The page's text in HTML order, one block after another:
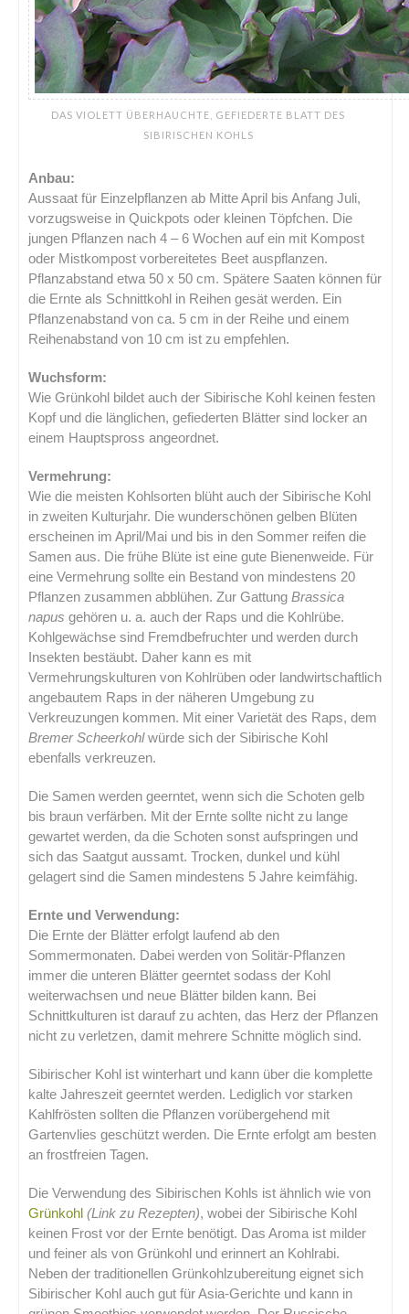
DAS VIOLETT ÜBERHAUCHTE, GEFIEDERTE BLATT DES
SIBIRISCHEN KOHLS
Anbau:
Aussaat für Einzelpflanzen ab Mitte April bis Anfang Juli,
vorzugsweise in Quickpots oder kleinen Töpfchen. Die
jungen Pflanzen nach 4 – 6 Wochen auf ein mit Kompost
oder Mistkompost vorbereitetes Beet auspflanzen.
Pflanzabstand etwa 50 x 50 cm. Spätere Saaten können für
die Ernte als Schnittkohl in Reihen gesät werden. Ein
Pflanzenabstand von ca. 5 cm in der Reihe und einem
Reihenabstand von 10 cm ist zu empfehlen.
Wuchsform:
Wie Grünkohl bildet auch der Sibirische Kohl keinen festen
Kopf und die länglichen, gefiederten Blätter sind locker an
einem Hauptspross angeordnet.
Vermehrung:
Wie die meisten Kohlsorten blüht auch der Sibirische Kohl
in zweiten Kulturjahr. Die wunderschönen gelben Blüten
erscheinen im April/Mai und bis in den Sommer reifen die
Samen aus. Die frühe Blüte ist eine gute Bienenweide. Für
eine Vermehrung sollte ein Bestand von mindestens 20
Pflanzen zusammen abblühen. Zur Gattung Brassica
napus gehören u. a. auch der Raps und die Kohlrübe.
Kohlgewächse sind Fremdbefruchter und werden durch
Insekten bestäubt. Daher kann es mit
Vermehrungskulturen von Kohlrüben oder landwirtschaftlich
angebautem Raps in der näheren Umgebung zu
Verkreuzungen kommen. Mit einer Varietät des Raps, dem
Bremer Scheerkohlwürde sich der Sibirische Kohl
ebenfalls verkreuzen.
Die Samen werden geerntet, wenn sich die Schoten gelb
bis braun verfärben. Mit der Ernte sollte nicht zu lange
gewartet werden, da die Schoten sonst aufspringen und
sich das Saatgut aussamt. Trocken, dunkel und kühl
gelagert sind die Samen mindestens 5 Jahre keimfähig.
Ernte und Verwendung:
Die Ernte der Blätter erfolgt laufend ab den
Sommermonaten. Dabei werden von Solitär-Pflanzen
immer die unteren Blätter geerntet sodass der Kohl
weiterwachsen und neue Blätter bilden kann. Bei
Schnittkulturen ist darauf zu achten, das Herz der Pflanzen
nicht zu verletzen, damit mehrere Schnitte möglich sind.
Sibirischer Kohl ist winterhart und kann über die komplette
kalte Jahreszeit geerntet werden. Lediglich vor starken
Kahlfrösten sollten die Pflanzen vorübergehend mit
Gartenvlies geschützt werden. Die Ernte erfolgt am besten
an frostfreien Tagen.
Die Verwendung des Sibirischen Kohls ist ähnlich wie von
Grünkohl (Link zu Rezepten), wobei der Sibirische Kohl
keinen Frost vor der Ernte benötigt. Das Aroma ist milder
und feiner als von Grünkohl und erinnert an Kohlrabi.
Neben der traditionellen Grünkohlzubereitung eignet sich
Sibirischer Kohl auch gut für Asia-Gerichte und kann in